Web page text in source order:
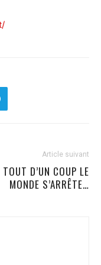
Article suivant
TOUT D’UN COUP LE
MONDE S’ARRÊTE…